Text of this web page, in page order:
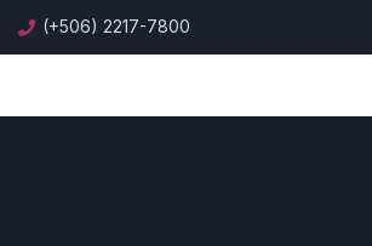
(+506) 2217-7800